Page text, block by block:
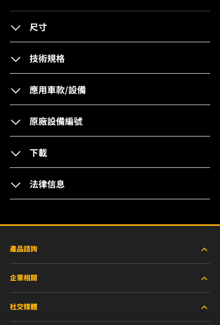
尺寸
技術規格
應用車款/設備
原廠設備編號
下載
法律信息
產品諮詢
重型設備車輛
小客車與商用車
企業相關
關於WIX
社交媒體